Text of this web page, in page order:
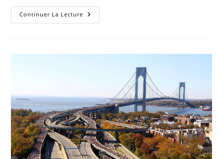
Continuer La Lecture
Apd
29/6
190
M
De
Dénivelé
Aux
Plans-
Sur-
Bex
(Suisse)